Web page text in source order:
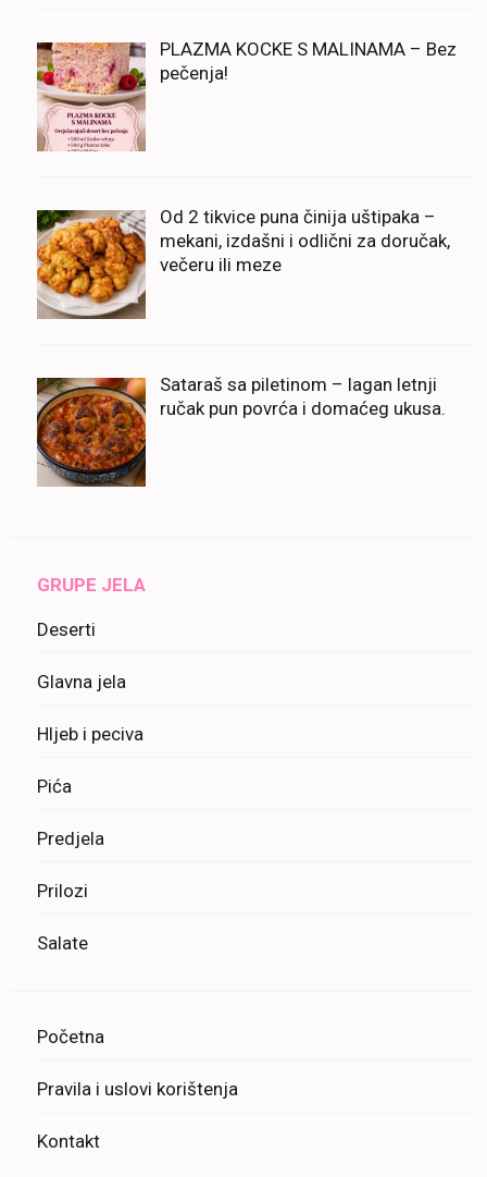
PLAZMA KOCKE S MALINAMA – Bez
pečenja!
Od 2 tikvice puna činija uštipaka –
mekani, izdašni i odlični za doručak,
večeru ili meze
Sataraš sa piletinom – lagan letnji
ručak pun povrća i domaćeg ukusa.
GRUPE JELA
Deserti
Glavna jela
Hljeb i peciva
Pića
Predjela
Prilozi
Salate
Početna
Pravila i uslovi korištenja
Kontakt